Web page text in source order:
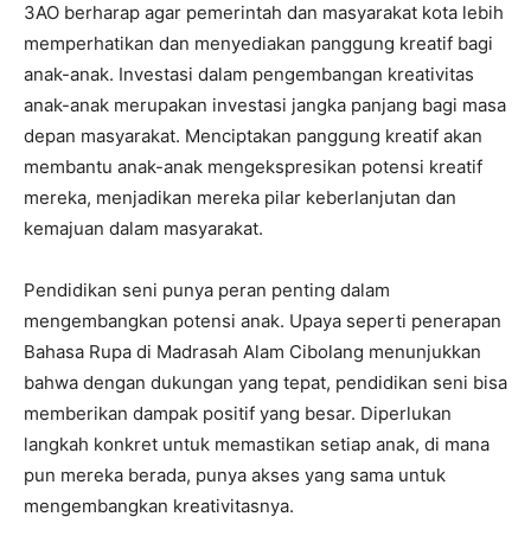
3AO berharap agar pemerintah dan masyarakat kota lebih
memperhatikan dan menyediakan panggung kreatif bagi
anak-anak. Investasi dalam pengembangan kreativitas
anak-anak merupakan investasi jangka panjang bagi masa
depan masyarakat. Menciptakan panggung kreatif akan
membantu anak-anak mengekspresikan potensi kreatif
mereka, menjadikan mereka pilar keberlanjutan dan
kemajuan dalam masyarakat.
Pendidikan seni punya peran penting dalam
mengembangkan potensi anak. Upaya seperti penerapan
Bahasa Rupa di Madrasah Alam Cibolang menunjukkan
bahwa dengan dukungan yang tepat, pendidikan seni bisa
memberikan dampak positif yang besar. Diperlukan
langkah konkret untuk memastikan setiap anak, di mana
pun mereka berada, punya akses yang sama untuk
mengembangkan kreativitasnya.